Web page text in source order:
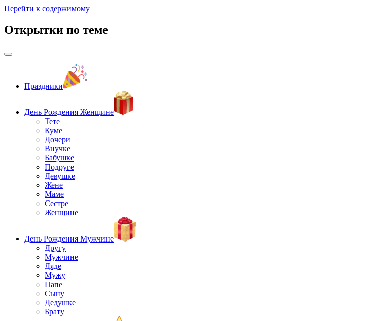
Перейти к содержимому
Открытки по теме
Праздники
День Рождения Женщине
Тете
Куме
Дочери
Внучке
Бабушке
Подруге
Девушке
Жене
Маме
Сестре
Женщине
День Рождения Мужчине
Другу
Мужчине
Дяде
Мужу
Папе
Сыну
Дедушке
Брату